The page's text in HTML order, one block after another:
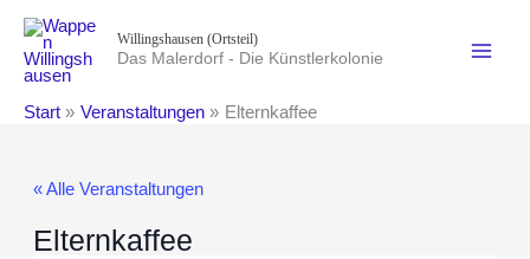
Inhalt
springen
Willingshausen (Ortsteil)
Das Malerdorf - Die Künstlerkolonie
Start Veranstaltungen Elternkaffee
« Alle Veranstaltungen
Elternkaffee